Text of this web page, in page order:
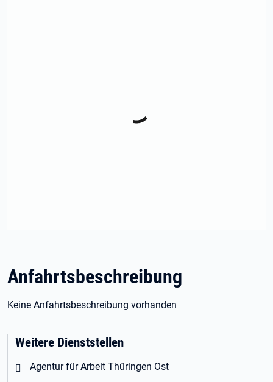
Anfahrtsbeschreibung
Keine Anfahrtsbeschreibung vorhanden
Weitere Dienststellen
Agentur für Arbeit Thüringen Ost